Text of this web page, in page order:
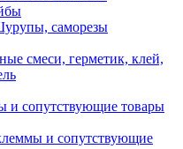
саморезы
смеси, герметик, клей,
и сопутствующие товары
и сопутствующие